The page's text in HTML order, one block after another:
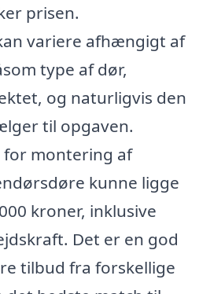
prisen.
variere afhængigt af
type af dør,
og naturligvis den
til opgaven.
for montering af
kunne ligge
kroner, inklusive
Det er en god
tilbud fra forskellige